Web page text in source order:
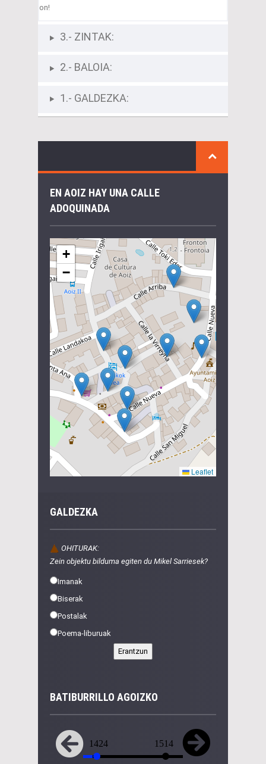
on!
3.- ZINTAK:
2.- BALOIA:
1.- GALDEZKA:
EN AOIZ HAY UNA CALLE
ADOQUINADA
GALDEZKA
OHITURAK:
Zein objektu bilduma egiten du Mikel Sarriesek?
Imanak
Biserak
Postalak
Poema-liburuak
BATIBURRILLO AGOIZKO